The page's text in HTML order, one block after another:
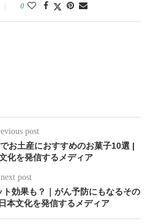
0
post
お土産におすすめのお菓子10選 |
化を発信するメディア
next post
効果も？｜がん予防にもなるその
本文化を発信するメディア